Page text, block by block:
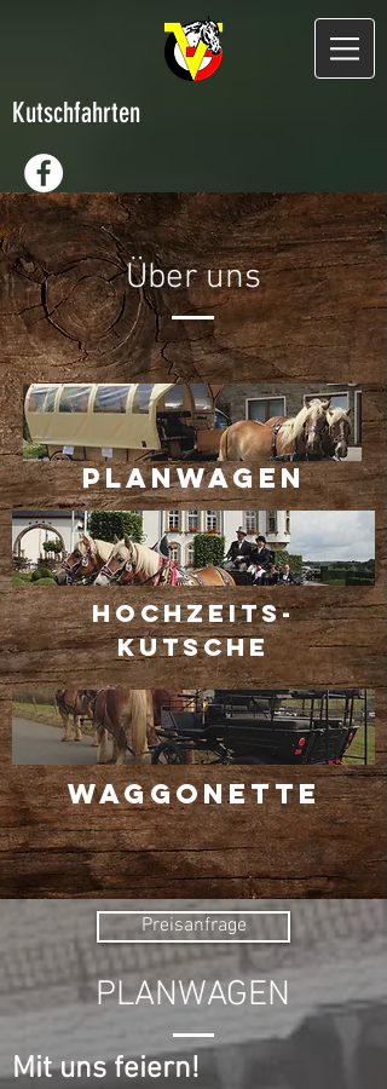
Kutschfahrten
Über uns
PLANWAGEN
HOCHZEITS-
KUTSCHe
WAGGONETTE
Preisanfrage
PLANWAGEN
Mit uns feiern!